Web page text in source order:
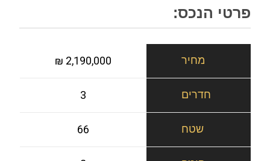
פרטי הנכס:
2,190,000 ₪
3
66